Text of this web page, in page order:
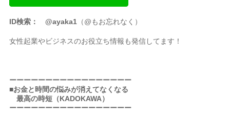
ID検索： @ayaka1 （@もお忘れなく）
女性起業やビジネスのお役立ち情報も発信してます！
ーーーーーーーーーーーーーーーーー
■お金と時間の悩みが消えてなくなる
最高の時短（KADOKAWA）
ーーーーーーーーーーーーーーーーー